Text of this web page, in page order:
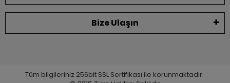
Bize Ulaşın
Tüm bilgileriniz 256bit SSL Sertifikası ile korunmaktadır.